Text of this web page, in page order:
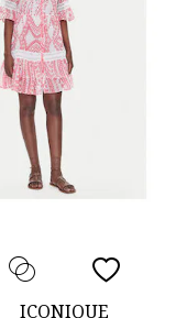
ICONIQUE